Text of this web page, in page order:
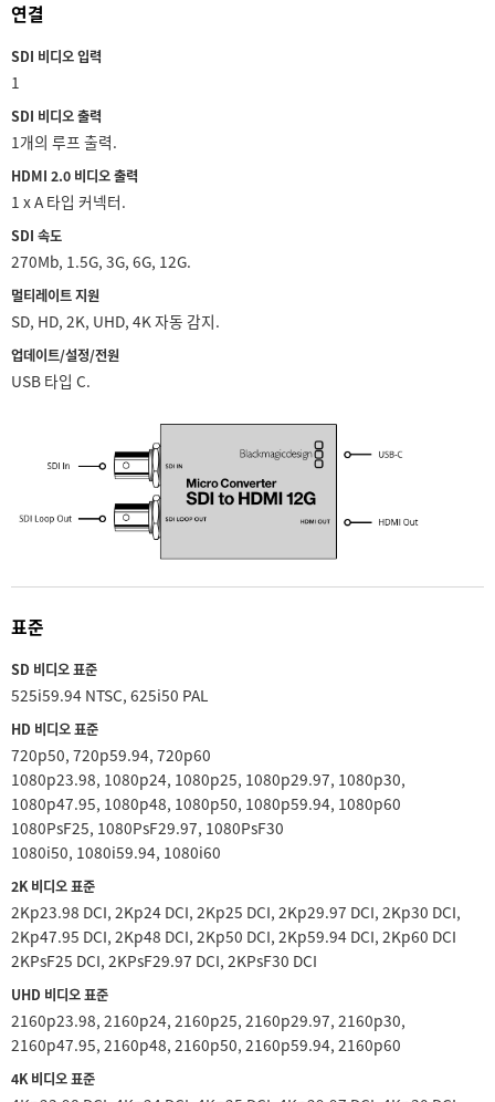
Portugal
Singapore
Sweden
UAE
Ukraine
United Kingdom
연결
SDI 비디오 입력
1
SDI 비디오 출력
1개의 루프 출력.
HDMI 2.0 비디오 출력
1 x A 타입 커넥터.
SDI 속도
270Mb, 1.5G, 3G, 6G, 12G.
멀티레이트 지원
SD, HD, 2K, UHD, 4K 자동 감지.
업데이트/설정/전원
USB 타입 C.
표준
SD 비디오 표준
525i59.94 NTSC, 625i50 PAL
HD 비디오 표준
720p50, 720p59.94, 720p60
1080p23.98, 1080p24, 1080p25, 1080p29.97, 1080p30,
1080p47.95, 1080p48, 1080p50, 1080p59.94, 1080p60
1080PsF25, 1080PsF29.97, 1080PsF30
1080i50, 1080i59.94, 1080i60
2K 비디오 표준
2Kp23.98 DCI, 2Kp24 DCI, 2Kp25 DCI, 2Kp29.97 DCI, 2Kp30 DCI,
2Kp47.95 DCI, 2Kp48 DCI, 2Kp50 DCI, 2Kp59.94 DCI, 2Kp60 DCI
2KPsF25 DCI, 2KPsF29.97 DCI, 2KPsF30 DCI
UHD 비디오 표준
2160p23.98, 2160p24, 2160p25, 2160p29.97, 2160p30,
2160p47.95, 2160p48, 2160p50, 2160p59.94, 2160p60
4K 비디오 표준